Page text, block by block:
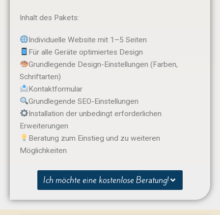
Inhalt des Pakets:
Individuelle Website mit 1–5 Seiten
Für alle Geräte optimiertes Design
Grundlegende Design-Einstellungen (Farben,
Schriftarten)
Kontaktformular
Grundlegende SEO-Einstellungen
Installation der unbedingt erforderlichen
Erweiterungen
Beratung zum Einstieg und zu weiteren
Möglichkeiten
Ich möchte eine kostenlose Beratung!